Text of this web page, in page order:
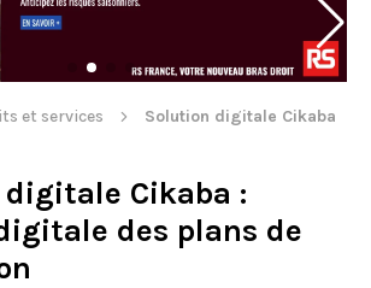
et services Solution digitale Cikaba
Cikaba :
des plans de